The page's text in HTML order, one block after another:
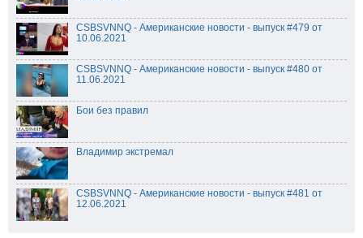
CSBSVNNQ - Американские новости - выпуск #479 от
10.06.2021
CSBSVNNQ - Американские новости - выпуск #480 от
11.06.2021
Бои без правил
Владимир экстремал
CSBSVNNQ - Американские новости - выпуск #481 от
12.06.2021